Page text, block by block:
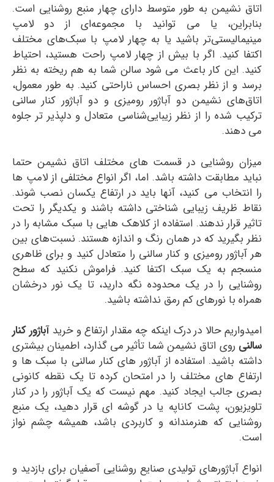
اتاق نشیمن به طور متوسط دارای چهار منبع روشنایی است.
بنابراین، یا می توانید با مجموعه‌ای از دو لامپ
مینیمالیستی‌تر باشید یا به چهار لامپ با سبک‌های مختلف
اکتفا کنید. اگر با بیش از چهار لامپ راحت هستید، احتیاط
کنید. این کار باعث می شود سالن شما به هم ریخته به نظر
برسد و از نظر بصری احساس ناراحتی کنید. به طور معمول،
اتاق‌های نشیمن دو آباژور رومیزی و دو آباژور کنار سالنی
ترکیب شده را از نظر زیبایی‌شناسی متعادل و دلپذیر تر جلوه
می دهند.
میزان روشنایی در قسمت های مختلف اتاق نشیمن حتما
نباید مطابقت داشته باشد. اما، اگر انواع مختلفی از لامپ ها
را انتخاب می کنید، آنها باید در ارتفاع یکسان نصب شوند.
نقاط ظریف زیبایی شناختی داشته باشند و یکدیگر را تحت
تاثیر قرار ندهند. استفاده از کلاهک هایی با سبک مشابه را در
نظر بگیرید که در همان رنگ و اندازه هستند. نسبت‌های بین
هر آباژور رومیزی و کنار سالنی را متعادل کنید و برای ظاهری
منسجم به یک سبک اکتفا کنید. فراموش نکنید که سطح
روشنایی را در یک محدوده نگه دارید، تا یک نور درخشان
همراه با نورهای کم رمق نداشته باشید.
امیدواریم حالا در درک اینکه چه مقدار ارتفاع و خرید آباژور کنار
سالنی روی اتاق نشیمن شما تأثیر می گذارد، اطمینان بیشتری
داشته باشید. استفاده از آباژور های کنار سالنی با سبک ها و
ارتفاع های مختلف را در امتحان کرده تا یک نقطه کانونی
بصری جالب ایجاد کنید. مهم نیست که یک آباژور را در کنار
تلویزیون، پشت کاناپه یا در گوشه ای قرار دهید، یک منبع
روشنایی که هنرمندانه و کاربردی باشد، همیشه چشم نواز
است.
انواع آباژورهای تولیدی صنایع روشنایی آصفیان برای بازدید و